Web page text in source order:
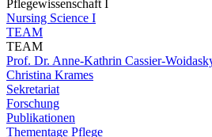
Pflegewissenschaft I
Nursing Science I
TEAM
TEAM
Prof. Dr. Anne-Kathrin Cassier-
Christina Krames
Sekretariat
Forschung
Publikationen
Thementage Pflege